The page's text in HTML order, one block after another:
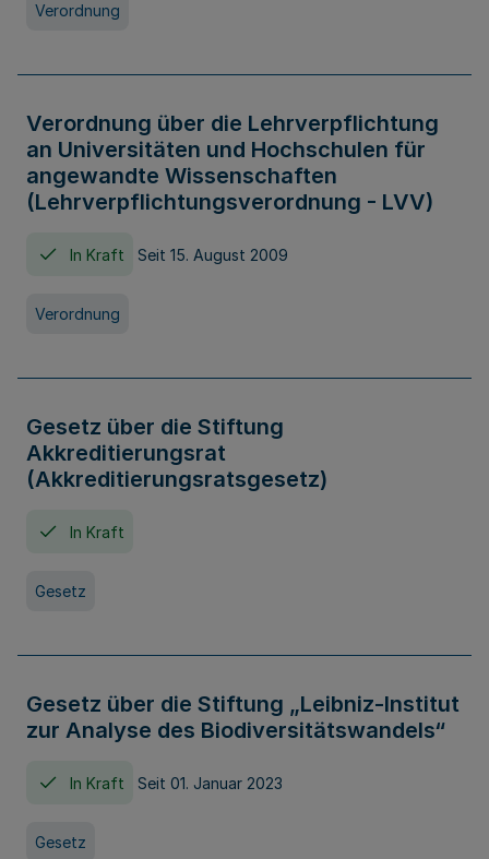
Verordnung
Verordnung über die Lehrverpflichtung
an Universitäten und Hochschulen für
angewandte Wissenschaften
(Lehrverpflichtungsverordnung - LVV)
In Kraft Seit 15. August 2009
Verordnung
Gesetz über die Stiftung
Akkreditierungsrat
(Akkreditierungsratsgesetz)
In Kraft
Gesetz
Gesetz über die Stiftung „Leibniz-Institut
zur Analyse des Biodiversitätswandels“
In Kraft Seit 01. Januar 2023
Gesetz